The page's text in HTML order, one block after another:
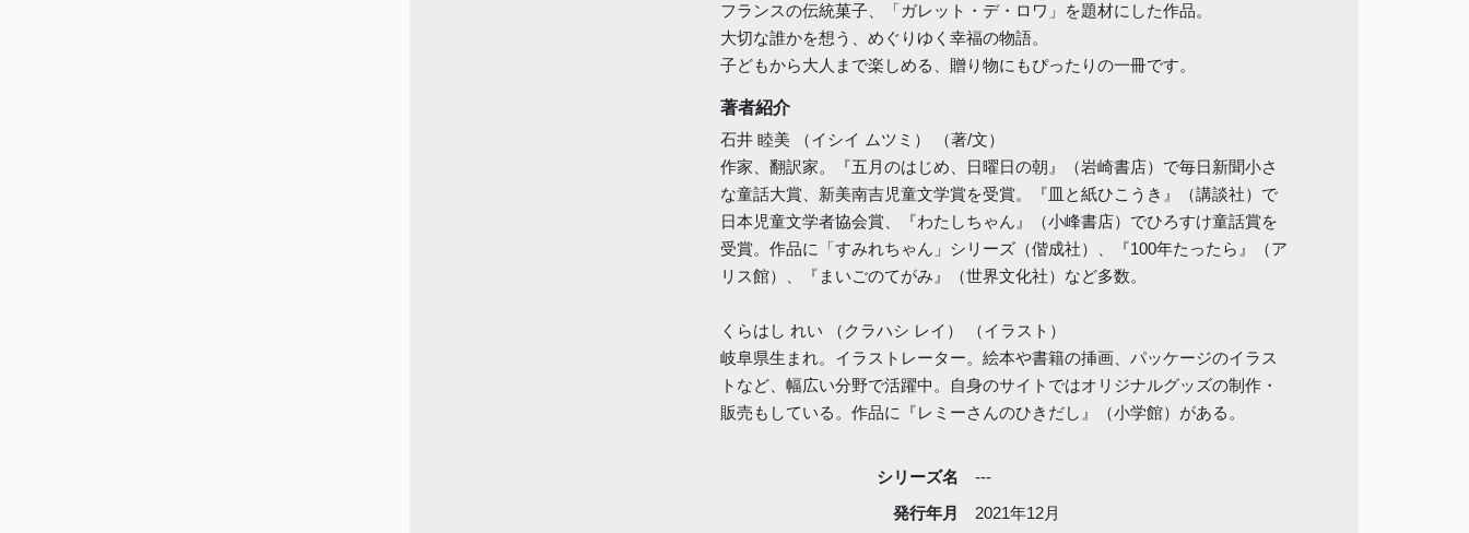
フランスの伝統菓子、「ガレット・デ・ロワ」を題材にした作品。
大切な誰かを想う、めぐりゆく幸福の物語。
子どもから大人まで楽しめる、贈り物にもぴったりの一冊です。
著者紹介
石井 睦美 （イシイ ムツミ） （著/文）
作家、翻訳家。『五月のはじめ、日曜日の朝』（岩崎書店）で毎日新聞小さ
な童話大賞、新美南吉児童文学賞を受賞。『皿と紙ひこうき』（講談社）で
日本児童文学者協会賞、『わたしちゃん』（小峰書店）でひろすけ童話賞を
受賞。作品に「すみれちゃん」シリーズ（偕成社）、『100年たったら』（ア
リス館）、『まいごのてがみ』（世界文化社）など多数。
くらはし れい （クラハシ レイ） （イラスト）
岐阜県生まれ。イラストレーター。絵本や書籍の挿画、パッケージのイラス
トなど、幅広い分野で活躍中。自身のサイトではオリジナルグッズの制作・
販売もしている。作品に『レミーさんのひきだし』（小学館）がある。
シリーズ名
---
発行年月
2021年12月